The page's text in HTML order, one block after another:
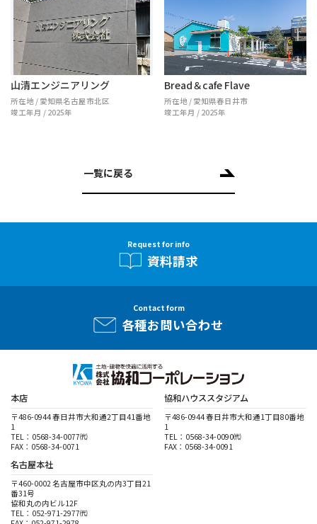
山清エンジニアリング
所在地 / 愛知県名古屋市北区
竣工年月 / 2025年
Bread＆cafe Flave
所在地 / 愛知県春日井市
竣工年月 / 2025年
一覧に戻る
Request for info
資料請求
Contact form
各種お問い合わせ
本店
〒486-0944 春日井市大和通2丁目41番地
1
TEL：0568-34-0077㈹
FAX：0568-34-0071
協和ハウススタジアム
〒486-0944 春日井市大和通1丁目80番地
1
TEL：0568-34-0090㈹
FAX：0568-34-0091
名古屋本社
〒460-0002 名古屋市中区丸の内3丁目21
番31号
協和丸の内ビル12F
TEL：052-971-2977㈹